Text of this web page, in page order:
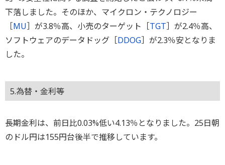
下落しました。そのほか、マイクロン・テクノロジー
［MU］が3.8％高、小売のターゲット［TGT］が2.4％高、
ソフトウェアのデータドッグ［DDOG］が2.3％安となりま
した。
5.為替・金利等
長期金利は、前日比0.03%低い4.13％となりました。25日朝
のドル円は155円台後半で推移しています。